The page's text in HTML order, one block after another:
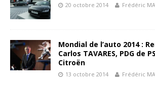
20 octobre 2014 Frédéric
Mondial de l’auto 2014 :
Carlos TAVARES, PDG de
Citroën
13 octobre 2014 Frédéric